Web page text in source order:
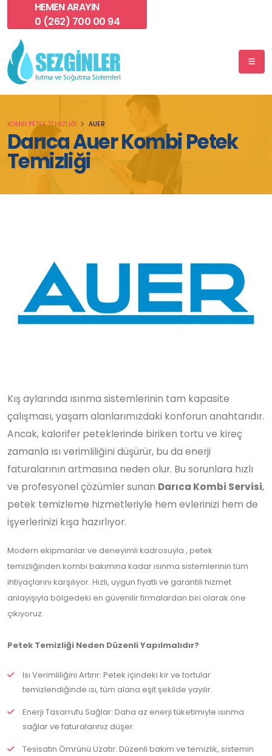
HEMEN ARAYIN
0 (262) 700 00 94
Darıca Auer Kombi Petek
Temizliği
KOMBI PETEK TEMIZLIĞI AUER
Kış aylarında ısınma sistemlerinin tam kapasite
çalışması, yaşam alanlarımızdaki konforun anahtarıdır.
Ancak, kalorifer peteklerinde biriken tortu ve kireç
zamanla ısı verimliliğini düşürür, bu da enerji
faturalarının artmasına neden olur. Bu sorunlara hızlı
ve profesyonel çözümler sunan Darıca Kombi Servisi,
petek temizleme hizmetleriyle hem evlerinizi hem de
işyerlerinizi kışa hazırlıyor.
Modern ekipmanlar ve deneyimli kadrosuyla , petek
temizliğinden kombi bakımına kadar ısınma sistemlerinin tüm
ihtiyaçlarını karşılıyor. Hızlı, uygun fiyatlı ve garantili hizmet
anlayışıyla bölgedeki en güvenilir firmalardan biri olarak öne
çıkıyoruz.
Petek Temizliği Neden Düzenli Yapılmalıdır?
Isı Verimliliğini Artırır: Petek içindeki kir ve tortular
temizlendiğinde ısı, tüm alana eşit şekilde yayılır.
Enerji Tasarrufu Sağlar: Daha az enerji tüketimiyle ısınma
sağlar ve faturalarınız düşer.
Tesisatın Ömrünü Uzatır: Düzenli bakım ve temizlik, sistemin